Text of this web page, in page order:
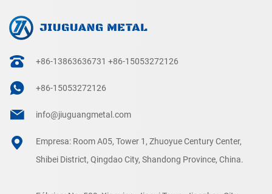
+86-13863636731 +86-15053272126
+86-15053272126
info@jiuguangmetal.com
Empresa: Room A05, Tower 1, Zhuoyue Century Center,
Shibei District, Qingdao City, Shandong Province, China.